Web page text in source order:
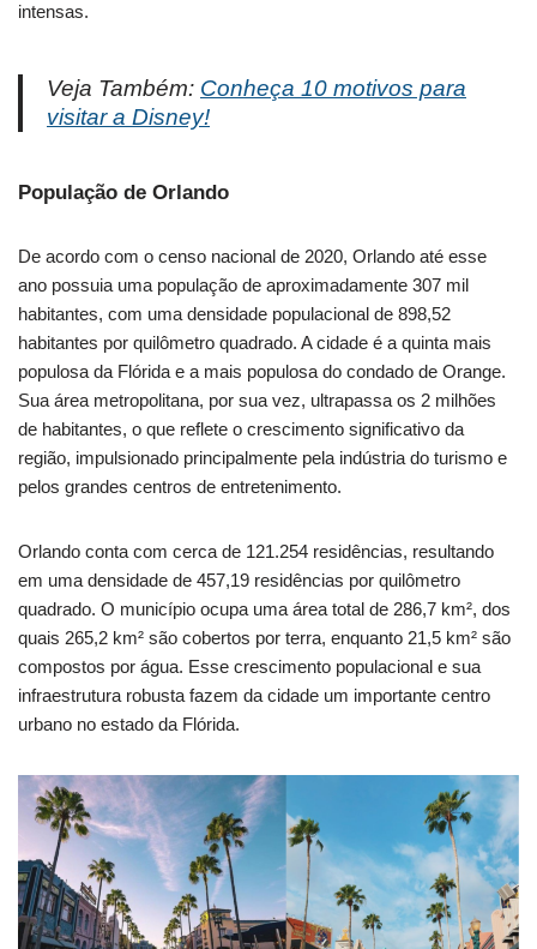
intensas.
Veja Também: Conheça 10 motivos para
visitar a Disney!
População de Orlando
De acordo com o censo nacional de 2020, Orlando até esse
ano possuia uma população de aproximadamente 307 mil
habitantes, com uma densidade populacional de 898,52
habitantes por quilômetro quadrado. A cidade é a quinta mais
populosa da Flórida e a mais populosa do condado de Orange.
Sua área metropolitana, por sua vez, ultrapassa os 2 milhões
de habitantes, o que reflete o crescimento significativo da
região, impulsionado principalmente pela indústria do turismo e
pelos grandes centros de entretenimento.
Orlando conta com cerca de 121.254 residências, resultando
em uma densidade de 457,19 residências por quilômetro
quadrado. O município ocupa uma área total de 286,7 km², dos
quais 265,2 km² são cobertos por terra, enquanto 21,5 km² são
compostos por água. Esse crescimento populacional e sua
infraestrutura robusta fazem da cidade um importante centro
urbano no estado da Flórida.